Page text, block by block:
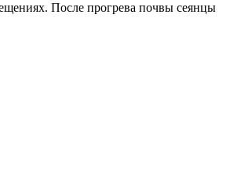
После прогрева почвы сеянцы